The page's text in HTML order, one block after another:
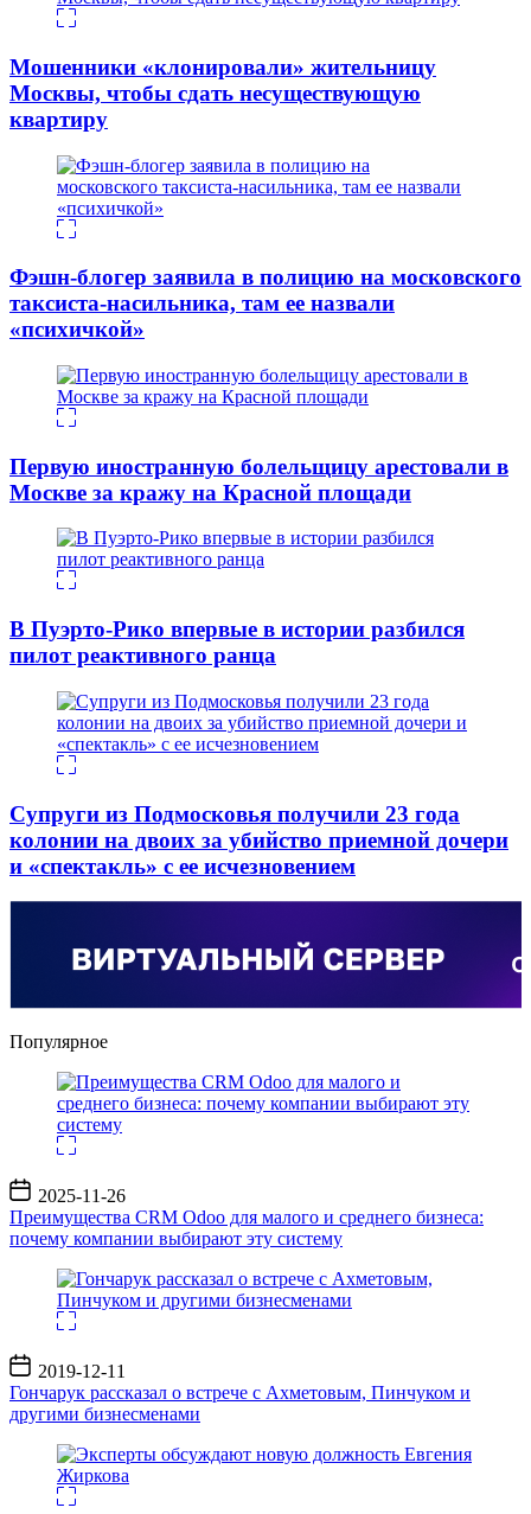
Мошенники «клонировали» жительницу
Москвы, чтобы сдать несуществующую
квартиру
Фэшн-блогер заявила в полицию на московского
таксиста-насильника, там ее назвали
«психичкой»
Первую иностранную болельщицу арестовали в
Москве за кражу на Красной площади
В Пуэрто-Рико впервые в истории разбился
пилот реактивного ранца
Супруги из Подмосковья получили 23 года
колонии на двоих за убийство приемной дочери
и «спектакль» с ее исчезновением
Популярное
Дата
записи
2025-11-26
Преимущества CRM Odoo для малого и среднего бизнеса:
почему компании выбирают эту систему
Дата
записи
2019-12-11
Гончарук рассказал о встрече с Ахметовым, Пинчуком и
другими бизнесменами